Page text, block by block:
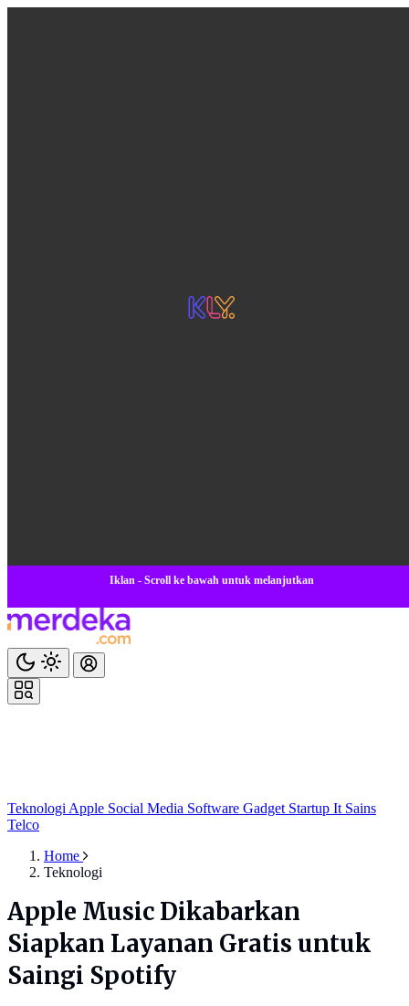
Iklan - Scroll ke bawah untuk melanjutkan
Teknologi Apple Social Media Software Gadget Startup It Sains
Telco
Home
Teknologi
Apple Music Dikabarkan
Siapkan Layanan Gratis untuk
Saingi Spotify